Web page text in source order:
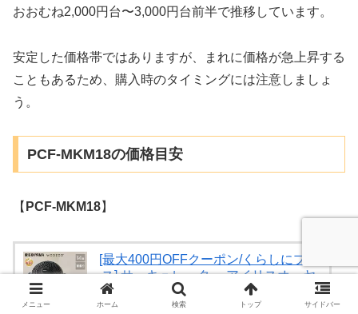
おおむね2,000円台〜3,000円台前半で推移しています。
安定した価格帯ではありますが、まれに価格が急上昇する
こともあるため、購入時のタイミングには注意しましょ
う。
PCF-MKM18の価格目安
【 PCF-MKM18】
[最大400円OFFクーポン/くらしにプラ
ス] サーキュレーター アイリスオーヤ
マ 上下 左右 首振り パワフル送風 14畳
扇風機 風量3段階 コンパクト 軽量 空気
メニュー ホーム 検索 トップ サイドバー